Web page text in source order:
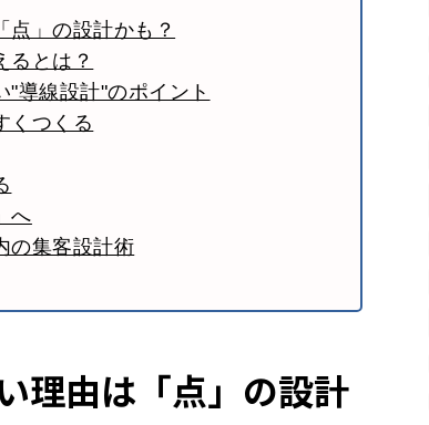
点」の設計かも？
るとは？
"導線設計"のポイント
くつくる
へ
の集客設計術
理由は「点」の設計